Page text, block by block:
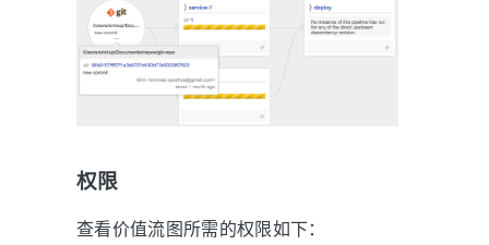
权限
查看价值流图所需的权限如下：